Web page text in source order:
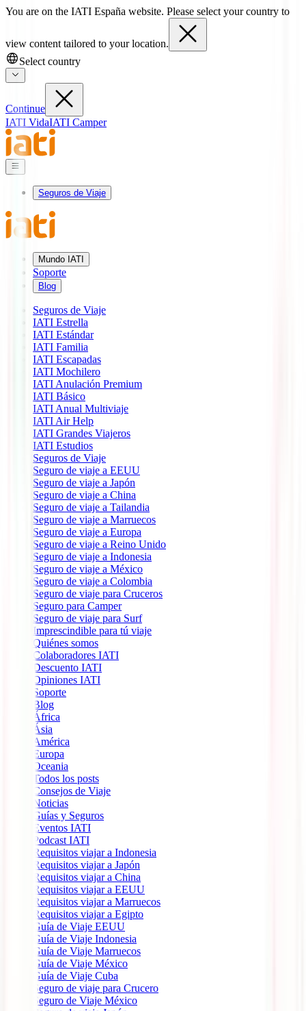
You are on the IATI España website. Please select your country to
view content tailored to your location.
Select country
Continue
IATI VidaIATI Camper
Seguros de Viaje
Mundo IATI
Soporte
Blog
Seguros de Viaje
IATI Estrella
IATI Estándar
IATI Familia
IATI Escapadas
IATI Mochilero
IATI Anulación Premium
IATI Básico
IATI Anual Multiviaje
IATI Air Help
IATI Grandes Viajeros
IATI Estudios
Seguros de Viaje
Seguro de viaje a EEUU
Seguro de viaje a Japón
Seguro de viaje a China
Seguro de viaje a Tailandia
Seguro de viaje a Marruecos
Seguro de viaje a Europa
Seguro de viaje a Reino Unido
Seguro de viaje a Indonesia
Seguro de viaje a México
Seguro de viaje a Colombia
Seguro de viaje para Cruceros
Seguro para Camper
Seguro de viaje para Surf
Imprescindible para tú viaje
Quiénes somos
Colaboradores IATI
Descuento IATI
Opiniones IATI
Soporte
Blog
África
Ásia
América
Europa
Oceania
Todos los posts
Consejos de Viaje
Noticias
Guías y Seguros
Eventos IATI
Podcast IATI
Requisitos viajar a Indonesia
Requisitos viajar a Japón
Requisitos viajar a China
Requisitos viajar a EEUU
Requisitos viajar a Marruecos
Requisitos viajar a Egipto
Guía de Viaje EEUU
Guía de Viaje Indonesia
Guía de Viaje Marruecos
Guía de Viaje México
Guía de Viaje Cuba
Seguro de viaje para Crucero
Seguro de Viaje México